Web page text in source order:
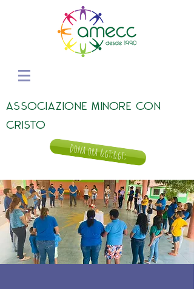
ASSOCIAZIONE MINORE CON
CRISTO
Dona ora &gt;&gt;